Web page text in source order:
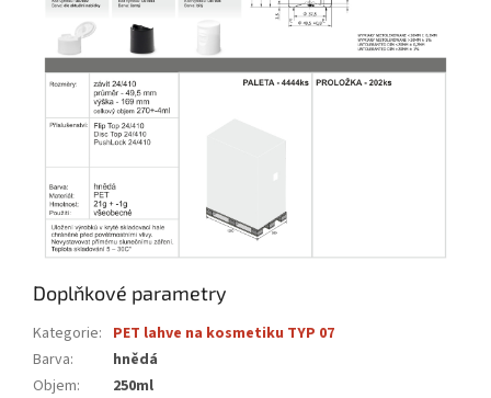
Doplňkové parametry
Kategorie: PET lahve na kosmetiku TYP 07
Barva:
hnědá
Objem: 250ml